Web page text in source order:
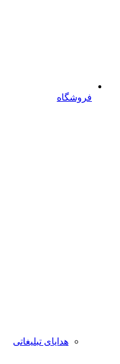
فروشگاه
هدایای تبلیغاتی